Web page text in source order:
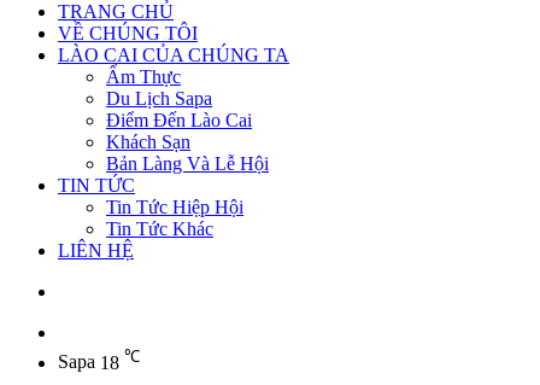
TRANG CHỦ
VỀ CHÚNG TÔI
LÀO CAI CỦA CHÚNG TA
Ẩm Thực
Du Lịch Sapa
Điểm Đến Lào Cai
Khách Sạn
Bản Làng Và Lễ Hội
TIN TỨC
Tin Tức Hiệp Hội
Tin Tức Khác
LIÊN HỆ
Sapa 18 ℃